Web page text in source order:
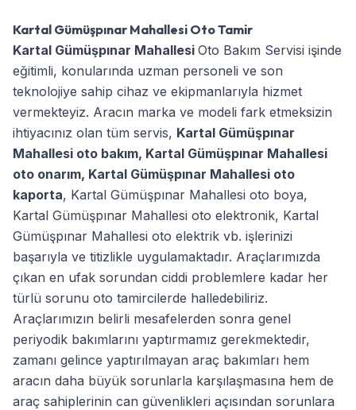
Kartal Gümüşpınar Mahallesi Oto Tamir
Kartal Gümüşpınar Mahallesi Oto Bakım Servisi işinde
eğitimli, konularında uzman personeli ve son
teknolojiye sahip cihaz ve ekipmanlarıyla hizmet
vermekteyiz. Aracın marka ve modeli fark etmeksizin
ihtiyacınız olan tüm servis, Kartal Gümüşpınar
Mahallesi oto bakım, Kartal Gümüşpınar Mahallesi
oto onarım, Kartal Gümüşpınar Mahallesi oto
kaporta, Kartal Gümüşpınar Mahallesi oto boya,
Kartal Gümüşpınar Mahallesi oto elektronik, Kartal
Gümüşpınar Mahallesi oto elektrik vb. işlerinizi
başarıyla ve titizlikle uygulamaktadır. Araçlarımızda
çıkan en ufak sorundan ciddi problemlere kadar her
türlü sorunu oto tamircilerde halledebiliriz.
Araçlarımızın belirli mesafelerden sonra genel
periyodik bakımlarını yaptırmamız gerekmektedir,
zamanı gelince yaptırılmayan araç bakımları hem
aracın daha büyük sorunlarla karşılaşmasına hem de
araç sahiplerinin can güvenlikleri açısından sorunlara